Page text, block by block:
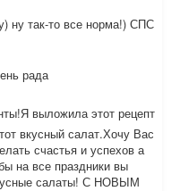
ну так-то все норма!) СПС
рада
выложила этот рецепт
вкусный салат.Хочу Вас
счастья и успехов а
на все праздники вы
салаты! С НОВЫМ